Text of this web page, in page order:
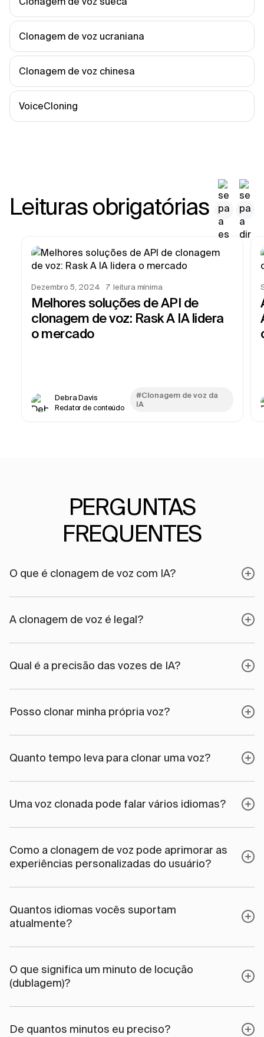
Clonagem de voz ucraniana
Clonagem de voz chinesa
VoiceCloning
Leituras obrigatórias
Dezembro 5, 2024 7 leitura mínima
Melhores soluções de API de
clonagem de voz: Rask A IA lidera
o mercado
Debra Davis
Redator de conteúdo
#Clonagem de voz da
IA
PERGUNTAS
FREQUENTES
O que é clonagem de voz com IA?
A clonagem de voz é legal?
Qual é a precisão das vozes de IA?
Posso clonar minha própria voz?
Quanto tempo leva para clonar uma voz?
Uma voz clonada pode falar vários idiomas?
Como a clonagem de voz pode aprimorar as
experiências personalizadas do usuário?
Quantos idiomas vocês suportam
atualmente?
O que significa um minuto de locução
(dublagem)?
De quantos minutos eu preciso?